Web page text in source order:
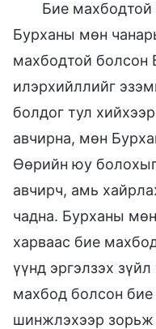
Бие махбодтой
Бурханы мөн
махбодтой болсон
илэрхийллийг
болдог тул
авчирна, мөн
Өөрийн юу
авчирч, амь
чадна. Бурханы
харваас бие
үүнд эргэлзэх
махбод болсон
шинжлэхээр зорьж